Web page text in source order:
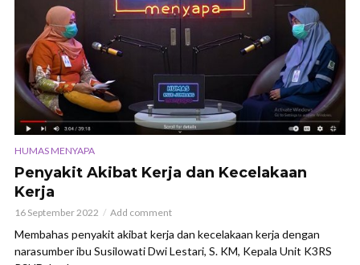
HUMAS MENYAPA
Penyakit Akibat Kerja dan Kecelakaan
Kerja
16 September 2022 Add comment
Membahas penyakit akibat kerja dan kecelakaan kerja dengan
narasumber ibu Susilowati Dwi Lestari, S. KM, Kepala Unit K3RS